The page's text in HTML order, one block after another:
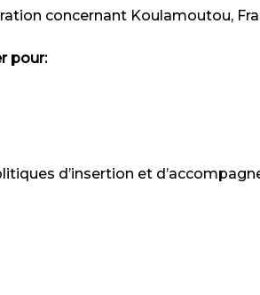
concernant Koulamoutou,
pour:
d’insertion et